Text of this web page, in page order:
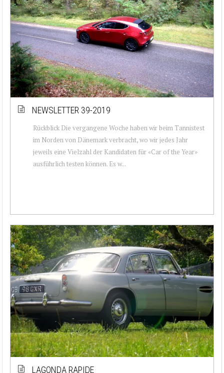
NEWSLETTER 39-2019
Rückblick Die vergangene Woche haben wir beim Tannistest
im Norden von Dänemark verbracht, wo wir jedes Jahr
jeweils eine Vielzahl der Kandidaten für «Car of the Year»
ausführlich testen können. Es w...
LAGONDA RAPIDE